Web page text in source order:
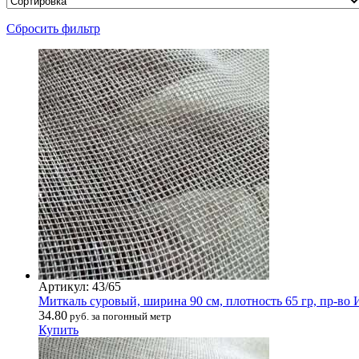
Сбросить фильтр
Артикул: 43/65
Миткаль суровый, ширина 90 см, плотность 65 гр, пр-во
34.80 руб. за погонный метр
Купить